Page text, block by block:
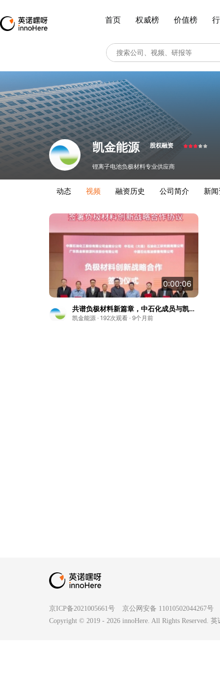
首页 权威榜 价值榜
凯金能源 股权融资
锂离子电池负极材料专业供应商
动态 视频 融资历史 公司简介 新
0:00:06
共谱负极材料新篇章，中石化成员与凯金
新能源于江苏南京签署战略合作协议。
凯金能源 · 192次观看 · 9个月前
京ICP备2021005661号
京公网安备 11010502044267号
Copyright © 2019 - 2026 innoHere. All Rights Reserved.